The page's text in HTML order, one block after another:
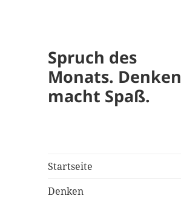
Spruch des
Monats. Denken
macht Spaß.
Startseite
Denken